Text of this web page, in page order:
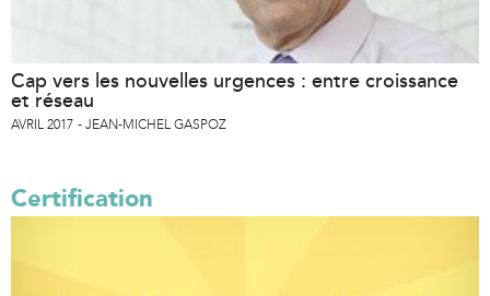
Cap vers les nouvelles urgences : entre croissance
et réseau
AVRIL 2017 JEAN-MICHEL GASPOZ
Certification